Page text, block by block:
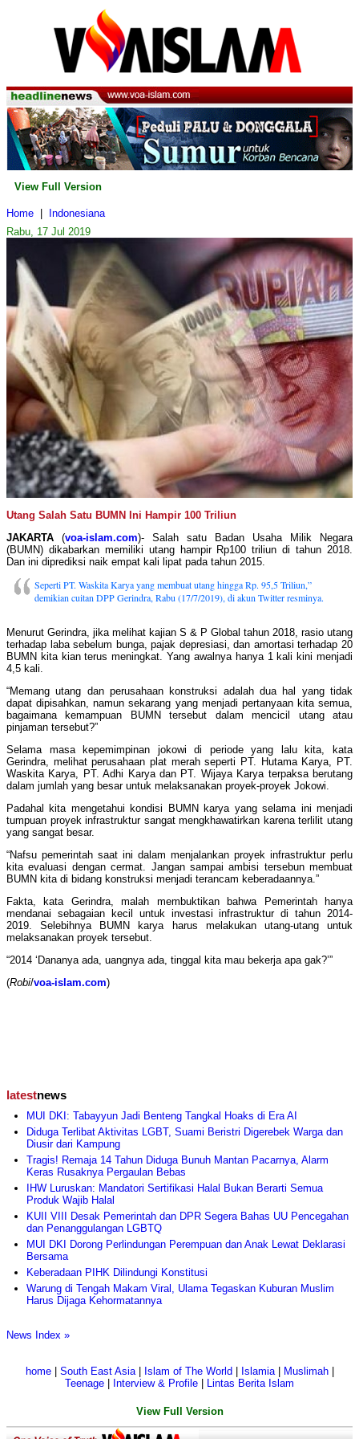
View Full Version
Home
Indonesiana
Rabu, 17 Jul 2019
Utang Salah Satu BUMN Ini Hampir 100 Triliun
JAKARTA (voa-islam.com)- Salah satu Badan Usaha Milik Negara
(BUMN) dikabarkan memiliki utang hampir Rp100 triliun di tahun 2018.
Dan ini diprediksi naik empat kali lipat pada tahun 2015.
Seperti PT. Waskita Karya yang membuat utang hingga Rp. 95,5 Triliun,”
demikian cuitan DPP Gerindra, Rabu (17/7/2019), di akun Twitter resminya.
Menurut Gerindra, jika melihat kajian S & P Global tahun 2018, rasio utang
terhadap laba sebelum bunga, pajak depresiasi, dan amortasi terhadap 20
BUMN kita kian terus meningkat. Yang awalnya hanya 1 kali kini menjadi
4,5 kali.
“Memang utang dan perusahaan konstruksi adalah dua hal yang tidak
dapat dipisahkan, namun sekarang yang menjadi pertanyaan kita semua,
bagaimana kemampuan BUMN tersebut dalam mencicil utang atau
pinjaman tersebut?”
Selama masa kepemimpinan jokowi di periode yang lalu kita, kata
Gerindra, melihat perusahaan plat merah seperti PT. Hutama Karya, PT.
Waskita Karya, PT. Adhi Karya dan PT. Wijaya Karya terpaksa berutang
dalam jumlah yang besar untuk melaksanakan proyek-proyek Jokowi.
Padahal kita mengetahui kondisi BUMN karya yang selama ini menjadi
tumpuan proyek infrastruktur sangat mengkhawatirkan karena terlilit utang
yang sangat besar.
“Nafsu pemerintah saat ini dalam menjalankan proyek infrastruktur perlu
kita evaluasi dengan cermat. Jangan sampai ambisi tersebun membuat
BUMN kita di bidang konstruksi menjadi terancam keberadaannya.”
Fakta, kata Gerindra, malah membuktikan bahwa Pemerintah hanya
mendanai sebagaian kecil untuk investasi infrastruktur di tahun 2014-
2019. Selebihnya BUMN karya harus melakukan utang-utang untuk
melaksanakan proyek tersebut.
“2014 ‘Dananya ada, uangnya ada, tinggal kita mau bekerja apa gak?’”
(Robi/voa-islam.com)
latestnews
MUI DKI: Tabayyun Jadi Benteng Tangkal Hoaks di Era AI
Diduga Terlibat Aktivitas LGBT, Suami Beristri Digerebek Warga dan
Diusir dari Kampung
Tragis! Remaja 14 Tahun Diduga Bunuh Mantan Pacarnya, Alarm
Keras Rusaknya Pergaulan Bebas
IHW Luruskan: Mandatori Sertifikasi Halal Bukan Berarti Semua
Produk Wajib Halal
KUII VIII Desak Pemerintah dan DPR Segera Bahas UU Pencegahan
dan Penanggulangan LGBTQ
MUI DKI Dorong Perlindungan Perempuan dan Anak Lewat Deklarasi
Bersama
Keberadaan PIHK Dilindungi Konstitusi
Warung di Tengah Makam Viral, Ulama Tegaskan Kuburan Muslim
Harus Dijaga Kehormatannya
News Index »
home| South East Asia| Islam of The World Islamia| Muslimah|
Teenage
Interview & Profile Lintas Berita Islam
View Full Version